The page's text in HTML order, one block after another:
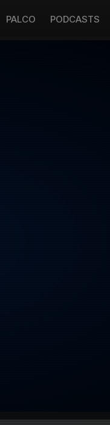
PALCO PODCASTS